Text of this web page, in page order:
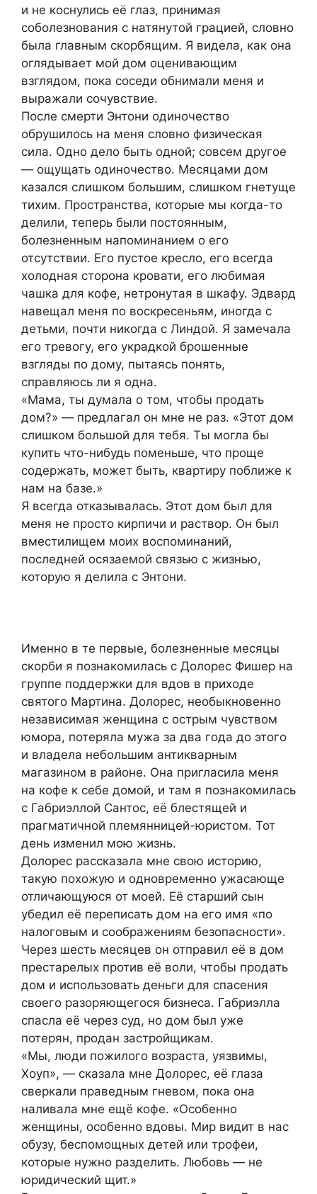
и не коснулись её глаз, принимая
соболезнования с натянутой грацией, словно
была главным скорбящим. Я видела, как она
оглядывает мой дом оценивающим
взглядом, пока соседи обнимали меня и
выражали сочувствие.
После смерти Энтони одиночество
обрушилось на меня словно физическая
сила. Одно дело быть одной; совсем другое
— ощущать одиночество. Месяцами дом
казался слишком большим, слишком гнетуще
тихим. Пространства, которые мы когда-то
делили, теперь были постоянным,
болезненным напоминанием о его
отсутствии. Его пустое кресло, его всегда
холодная сторона кровати, его любимая
чашка для кофе, нетронутая в шкафу. Эдвард
навещал меня по воскресеньям, иногда с
детьми, почти никогда с Линдой. Я замечала
его тревогу, его украдкой брошенные
взгляды по дому, пытаясь понять,
справляюсь ли я одна.
«Мама, ты думала о том, чтобы продать
дом?» — предлагал он мне не раз. «Этот дом
слишком большой для тебя. Ты могла бы
купить что-нибудь поменьше, что проще
содержать, может быть, квартиру поближе к
нам на базе.»
Я всегда отказывалась. Этот дом был для
меня не просто кирпичи и раствор. Он был
вместилищем моих воспоминаний,
последней осязаемой связью с жизнью,
которую я делила с Энтони.
Именно в те первые, болезненные месяцы
скорби я познакомилась с Долорес Фишер на
группе поддержки для вдов в приходе
святого Мартина. Долорес, необыкновенно
независимая женщина с острым чувством
юмора, потеряла мужа за два года до этого
и владела небольшим антикварным
магазином в районе. Она пригласила меня
на кофе к себе домой, и там я познакомилась
с Габриэллой Сантос, её блестящей и
прагматичной племянницей-юристом. Тот
день изменил мою жизнь.
Долорес рассказала мне свою историю,
такую похожую и одновременно ужасающе
отличающуюся от моей. Её старший сын
убедил её переписать дом на его имя «по
налоговым и соображениям безопасности».
Через шесть месяцев он отправил её в дом
престарелых против её воли, чтобы продать
дом и использовать деньги для спасения
своего разоряющегося бизнеса. Габриэлла
спасла её через суд, но дом был уже
потерян, продан застройщикам.
«Мы, люди пожилого возраста, уязвимы,
Хоуп», — сказала мне Долорес, её глаза
сверкали праведным гневом, пока она
наливала мне ещё кофе. «Особенно
женщины, особенно вдовы. Мир видит в нас
обузу, беспомощных детей или трофеи,
которые нужно разделить. Любовь — не
юридический щит.»